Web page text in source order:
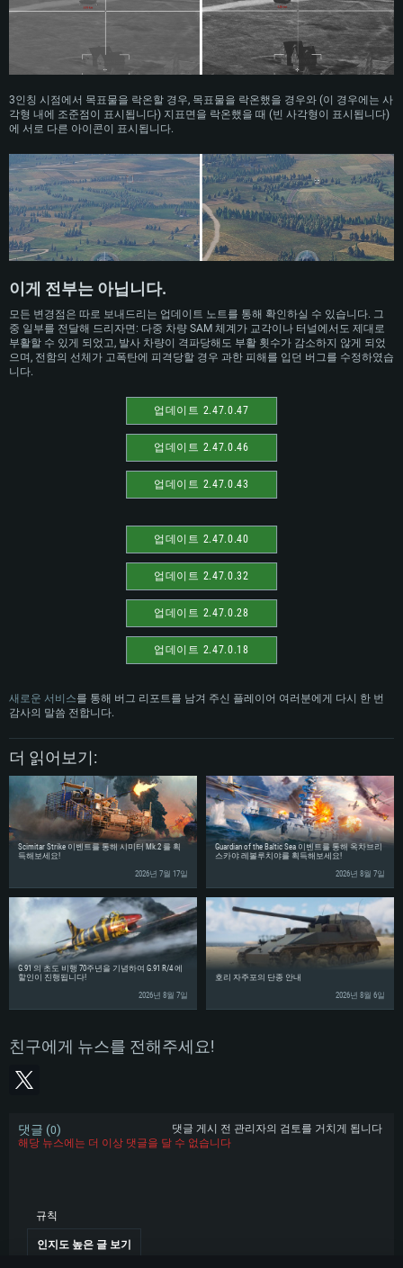
3인칭 시점에서 목표물을 락온할 경우, 목표물을 락온했을 경우와 (이 경우에는 사
각형 내에 조준점이 표시됩니다) 지표면을 락온했을 때 (빈 사각형이 표시됩니다)
에 서로 다른 아이콘이 표시됩니다.
이게 전부는 아닙니다.
모든 변경점은 따로 보내드리는 업데이트 노트를 통해 확인하실 수 있습니다. 그
중 일부를 전달해 드리자면: 다중 차량 SAM 체계가 교각이나 터널에서도 제대로
부활할 수 있게 되었고, 발사 차량이 격파당해도 부활 횟수가 감소하지 않게 되었
으며, 전함의 선체가 고폭탄에 피격당할 경우 과한 피해를 입던 버그를 수정하였습
니다.
업데이트 2.47.0.47
업데이트 2.47.0.46
업데이트 2.47.0.43
업데이트 2.47.0.40
업데이트 2.47.0.32
업데이트 2.47.0.28
업데이트 2.47.0.18
새로운 서비스를 통해 버그 리포트를 남겨 주신 플레이어 여러분에게 다시 한 번
감사의 말씀 전합니다.
더 읽어보기:
Scimitar Strike 이벤트를 통해 시미터 Mk.2 를 획
득해보세요!
2026년 7월 17일
Guardian of the Baltic Sea 이벤트를 통해 옥차브리
스카야 레볼루치야를 획득해보세요!
2026년 8월 7일
G.91 의 초도 비행 70주년을 기념하여 G.91 R/4 에
할인이 진행됩니다!
2026년 8월 7일
호리 자주포의 단종 안내
2026년 8월 6일
친구에게 뉴스를 전해주세요!
댓글 (0)
댓글 게시 전 관리자의 검토를 거치게 됩니다
해당 뉴스에는 더 이상 댓글을 달 수 없습니다
규칙
인지도 높은 글 보기